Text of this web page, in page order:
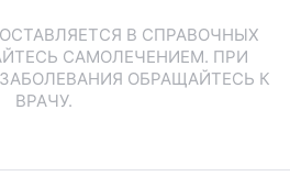
В СПРАВОЧНЫХ
САМОЛЕЧЕНИЕМ. ПРИ
ОБРАЩАЙТЕСЬ К
ВРАЧУ.